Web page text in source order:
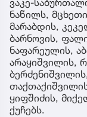
ვაკე-
ნაწილს,
მარაბდის,
ბარნოვის,
ნაფარეულის,
არაყიშვილის,
ყიფშიძის,
ქუჩებს.